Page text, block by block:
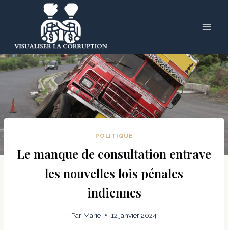
POLITIQUE
Le manque de consultation entrave
les nouvelles lois pénales
indiennes
Par Marie 12 janvier 2024